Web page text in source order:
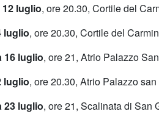
luglio, ore 20.30, Cortile del
luglio, ore 20.30, Cortile del
16 luglio, ore 21, Atrio Palazzo
luglio, ore 20.30, Atrio Palazzo
23 luglio, ore 21, Scalinata di San